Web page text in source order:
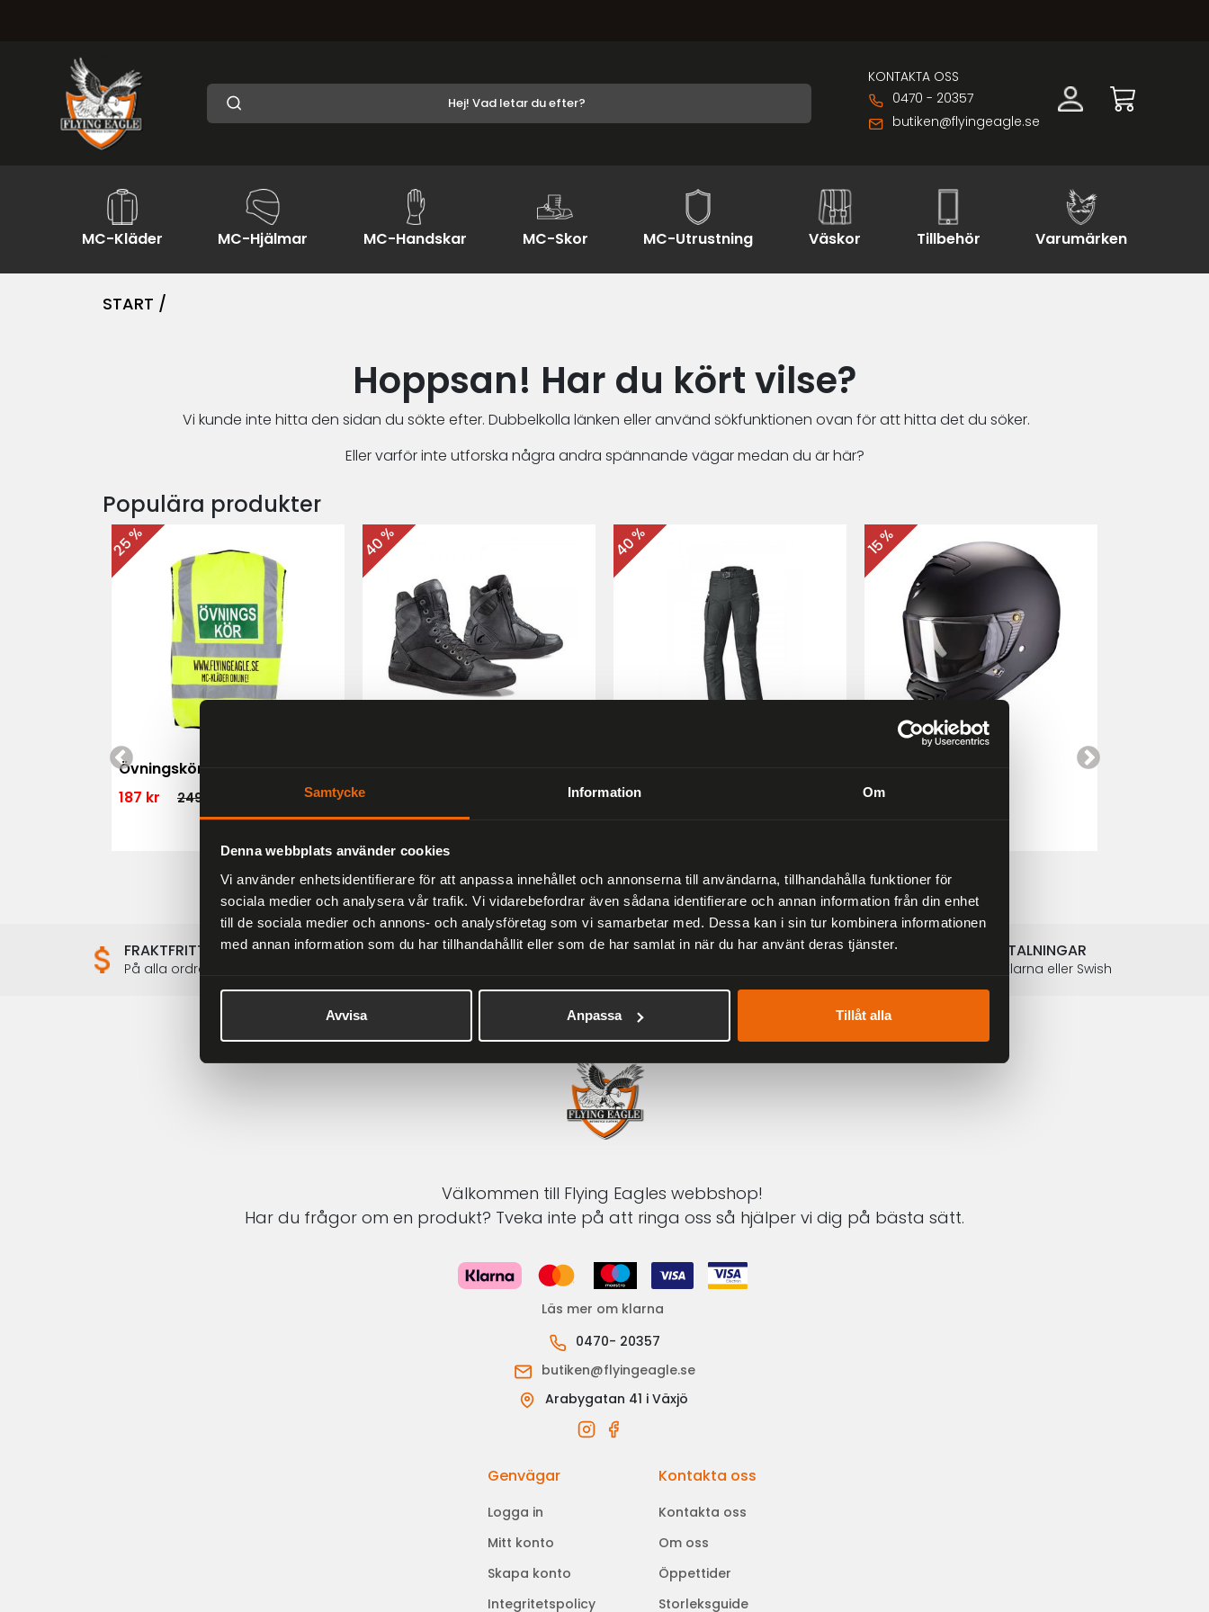
Samtycke Information Om
Denna webbplats använder cookies
Vi använder enhetsidentifierare för att anpassa innehållet och annonserna till användarna, tillhandahålla funktioner för
sociala medier och analysera vår trafik. Vi vidarebefordrar även sådana identifierare och annan information från din enhet
till de sociala medier och annons- och analysföretag som vi samarbetar med. Dessa kan i sin tur kombinera informationen
med annan information som du har tillhandahållit eller som de har samlat in när du har använt deras tjänster.
Avvisa Anpassa Tillåt alla
KONTAKTA OSS
0470 - 20357
butiken@flyingeagle.se
MC-Kläder MC-Hjälmar MC-Handskar MC-Skor MC-Utrustning Väskor Tillbehör Varumärken
START /
Hoppsan! Har du kört vilse?
Vi kunde inte hitta den sidan du sökte efter. Dubbelkolla länken eller använd sökfunktionen ovan för att hitta det du söker.
Eller varför inte utforska några andra spännande vägar medan du är här?
Populära produkter
25 %
Övningskörningsväst MC
187 kr
249 kr
40 % 40 %
Touring/Enduro MC-byxa
15 %
Mattsvart
FRAKTFRITT
På alla ordrar över 2000 kr
1-3 DAGAR LEVERANS SÄKRA BETALNINGAR
Betalkort, Klarna eller Swish
Välkommen till Flying Eagles webbshop!
Har du frågor om en produkt? Tveka inte på att ringa oss så hjälper vi dig på bästa sätt.
Läs mer om klarna
0470- 20357
butiken@flyingeagle.se
Arabygatan 41 i Växjö
Genvägar
Logga in
Mitt konto
Skapa konto
Integritetspolicy
Kontakta oss
Kontakta oss
Om oss
Öppettider
Storleksguide